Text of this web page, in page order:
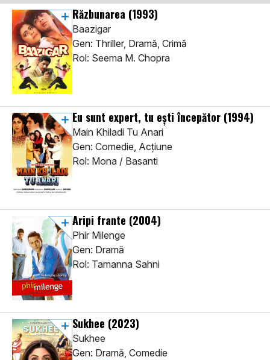
Răzbunarea (1993)
Baazigar
Gen: Thriller, Dramă, Crimă
Rol: Seema M. Chopra
Eu sunt expert, tu ești începător (1994)
Main Khiladi Tu Anari
Gen: Comedie, Acţiune
Rol: Mona / Basanti
Aripi frante (2004)
Phir Milenge
Gen: Dramă
Rol: Tamanna Sahni
Sukhee (2023)
Sukhee
Gen: Dramă, Comedie